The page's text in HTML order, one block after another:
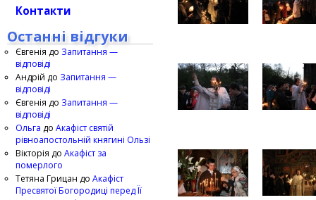
Контакти
Останні відгуки
Євгенія до Запитання —
відповіді
Андрій до Запитання —
відповіді
Євгенія до Запитання —
відповіді
Ольга до Акафіст святій
рівноапостольній княгині Ользі
Вікторія до Акафіст за
померлого
Тетяна Грицан до Акафіст
Пресвятої Богородиці перед Її